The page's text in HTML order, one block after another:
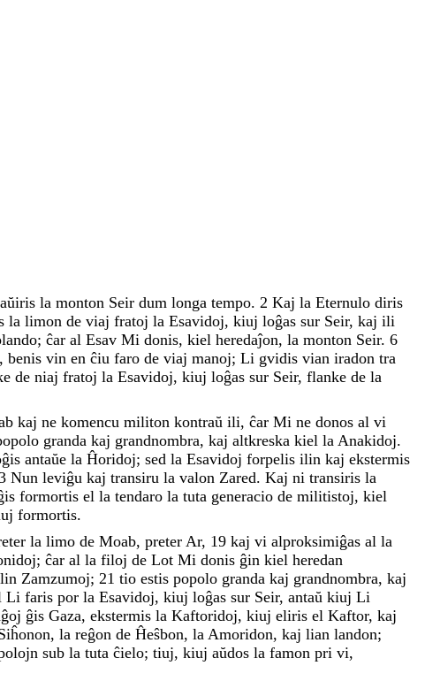
la monton Seir dum longa tempo. 2 Kaj la Eternulo diris
la limon de viaj fratoj la Esavidoj, kiuj loĝas sur Seir, kaj ili
; ĉar al Esav Mi donis, kiel heredaĵon, la monton Seir. 6
, benis vin en ĉiu faro de viaj manoj; Li gvidis vian iradon tra
de niaj fratoj la Esavidoj, kiuj loĝas sur Seir, flanke de la
kaj ne komencu militon kontraŭ ili, ĉar Mi ne donos al vi
granda kaj grandnombra, kaj altkreska kiel la Anakidoj.
antaŭe la Ĥoridoj; sed la Esavidoj forpelis ilin kaj ekstermis
Nun leviĝu kaj transiru la valon Zared. Kaj ni transiris la
formortis el la tendaro la tuta generacio de militistoj, kiel
formortis.
la limo de Moab, preter Ar, 19 kaj vi alproksimiĝas al la
; ĉar al la filoj de Lot Mi donis ĝin kiel heredan
Zamzumoj; 21 tio estis popolo granda kaj grandnombra, kaj
Li faris por la Esavidoj, kiuj loĝas sur Seir, antaŭ kiuj Li
ĝis Gaza, ekstermis la Kaftoridoj, kiuj eliris el Kaftor, kaj
, la reĝon de Ĥeŝbon, la Amoridon, kaj lian landon;
sub la tuta ĉielo; tiuj, kiuj aŭdos la famon pri vi,